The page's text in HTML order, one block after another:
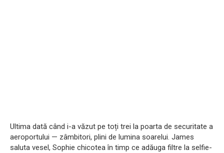
Ultima dată când i-a văzut pe toți trei la poarta de securitate a
aeroportului — zâmbitori, plini de lumina soarelui. James
saluta vesel, Sophie chicotea în timp ce adăuga filtre la selfie-